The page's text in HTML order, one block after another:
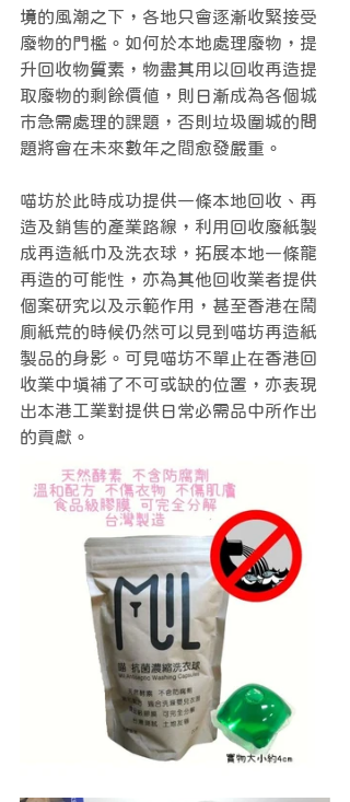
境的風潮之下，各地只會逐漸收緊接受
廢物的門檻。如何於本地處理廢物，提
升回收物質素，物盡其用以回收再造提
取廢物的剩餘價值，則日漸成為各個城
市急需處理的課題，否則垃圾圍城的問
題將會在未來數年之間愈發嚴重。
喵坊於此時成功提供一條本地回收、再
造及銷售的產業路線，利用回收廢紙製
成再造紙巾及洗衣球，拓展本地一條龍
再造的可能性，亦為其他回收業者提供
個案研究以及示範作用，甚至香港在鬧
廁紙荒的時候仍然可以見到喵坊再造紙
製品的身影。可見喵坊不單止在香港回
收業中填補了不可或缺的位置，亦表現
出本港工業對提供日常必需品中所作出
的貢獻。